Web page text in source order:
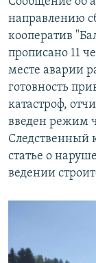
направлению
кооператив
прописано 11
месте аварии
готовность
катастроф,
введен режим
Следственный
статье о
ведении